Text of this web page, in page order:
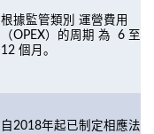
根據監管類別 運營費用
（OPEX）的周期 為 6 至
12 個月。
自2018年起已制定相應法